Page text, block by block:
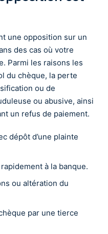
une opposition sur un
des cas où votre
Parmi les raisons les
du chèque, la perte
ou de
ou abusive, ainsi
un refus de paiement.
dépôt d’une plainte
à la banque.
ou altération du
par une tierce